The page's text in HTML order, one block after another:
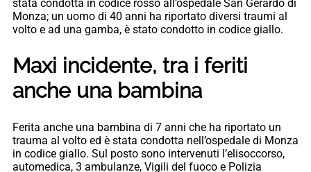
stata condotta in codice rosso all’ospedale San Gerardo di
Monza; un uomo di 40 anni ha riportato diversi traumi al
volto e ad una gamba, è stato condotto in codice giallo.
Maxi incidente, tra i feriti
anche una bambina
Ferita anche una bambina di 7 anni che ha riportato un
trauma al volto ed è stata condotta nell’ospedale di Monza
in codice giallo. Sul posto sono intervenuti l’elisoccorso,
automedica, 3 ambulanze, Vigili del fuoco e Polizia